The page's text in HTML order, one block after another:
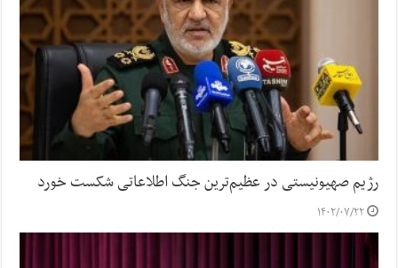
رژیم صهیونیستی در عظیم‌ترین جنگ اطلاعاتی شکست خورد
۱۴۰۲/۰۷/۲۲